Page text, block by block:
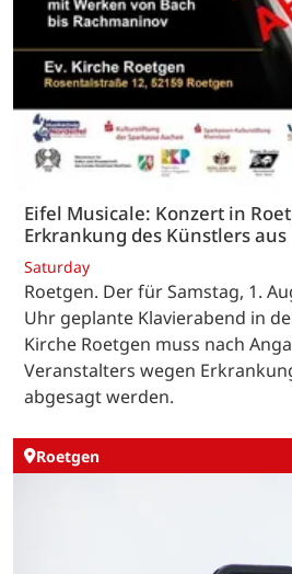
Eifel Musicale: Konzert in
Erkrankung des Künstlers aus
Saturday
Roetgen. Der für Samstag, 1.
Uhr geplante Klavierabend in
Kirche Roetgen muss nach
Veranstalters wegen
abgesagt werden.
Roetgen